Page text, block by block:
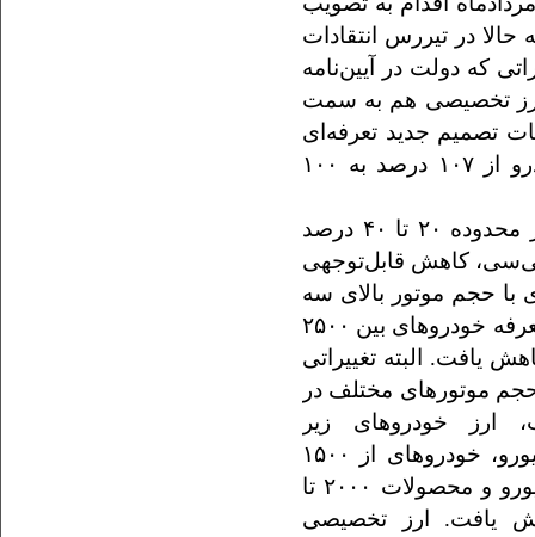
حالا در تیررس انتقادات
که دولت در آیین‌نامه
ارز تخصیصی هم به سمت
تصمیم جدید تعرفه‌ای
دولت نشان می‌دهد که نرخ میانگین واردات خودرو از ۱۰۷ درصد به ۱۰۰
در این بین، تعرفه خودروهای اقتصادی همچنان در محدوده ۲۰ تا ۴۰ درصد
اما در بخش خودروهای بالاتر از ۲۵۰۰ سی‌سی، کاهش قابل‌توجهی
با حجم موتور بالای سه
هزار سی‌سی از ۱۹۰ درصد به ۱۶۵ درصد رسید و تعرفه خودروهای بین ۲۵۰۰
۱۸۰ درصد به ۱۴۵ درصد کاهش یافت. البته تغییراتی
موتورهای مختلف در
ارز خودروهای زیر
۱۵۰۰سی‌سی از ۷۷۰‌میلیون یورو به ۵۵۰‌میلیون یورو، خودروهای از ۱۵۰۰
سی‌سی تا ۲۰۰۰ سی‌سی از ۳۰۰ به ۲۶۰‌میلیون یورو و محصولات ۲۰۰۰ تا
یورو کاهش یافت. ارز تخصیصی